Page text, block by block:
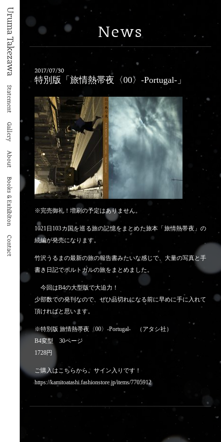
Uruma Takezawa
Statement
Gallery
About
Books & Exhibiton
Contact
News
2017/07/30
特別版「旅情熱帯夜〈00〉-Portugal-」
※完売御礼！増刷の予定はありません。
1021日103カ国を巡る旅の記憶をまとめた旅本「旅情熱帯夜」の
続編が発売になります。
竹沢うるまの最新の旅の報告書みたいな感じで、大量の写真と手
書き日記でポルトガルの旅をまとめました。
今回はB4の大型版で大迫力！
少部数での発刊なので、ぜひ品切れになる前に早めに手に入れて
頂ければと思います。
※特別版 旅情熱帯夜〈00〉-Portugal- （アタシ社）
B4変型 30ページ
1728円
ご購入はこちらから。サイン入りです！
https://kamitoatashi.fashionstore.jp/items/7705912